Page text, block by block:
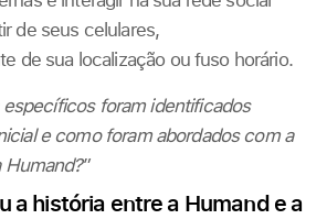
de seus celulares,
de sua localização ou fuso horário.
foram identificados
e como foram abordados com a
”
a história entre a Humand e a